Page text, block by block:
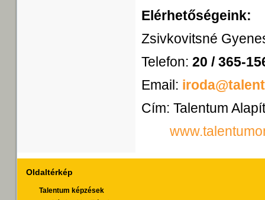
Elérhetőségeink:
Zsivkovitsné
Telefon: 20 / 365-
Email:
Cím: Talentum
Oldaltérkép
Talentum képzések